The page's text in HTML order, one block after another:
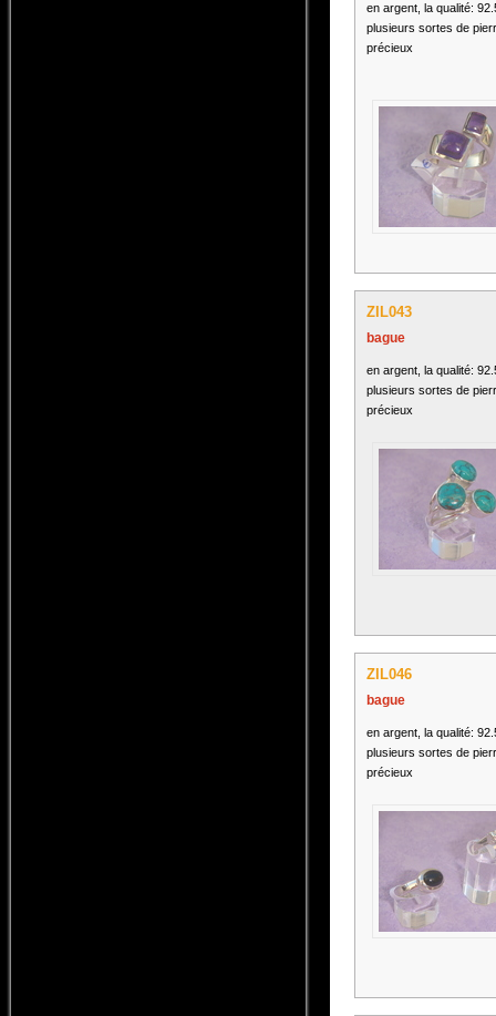
en argent, la qualité:
plusieurs sortes de
précieux
ZIL043
bague
en argent, la qualité:
plusieurs sortes de
précieux
ZIL046
bague
en argent, la qualité:
plusieurs sortes de
précieux